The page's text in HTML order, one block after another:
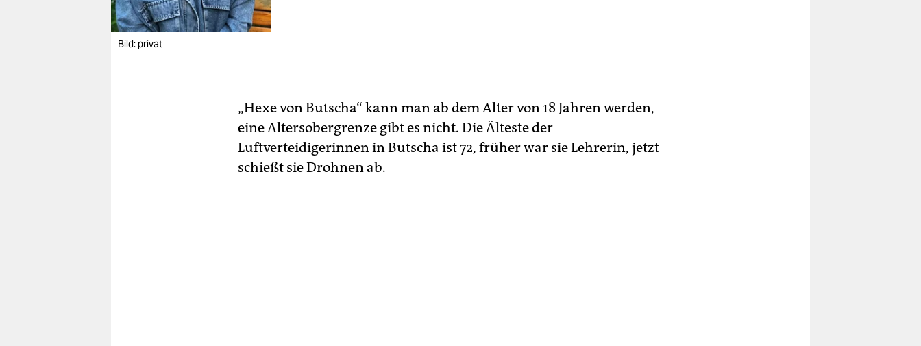
Bild: privat
„Hexe von Butscha“ kann man ab dem Alter von 18 Jahren werden,
eine Altersobergrenze gibt es nicht. Die Älteste der
Luftverteidigerinnen in Butscha ist 72, früher war sie Lehrerin, jetzt
schießt sie Drohnen ab.